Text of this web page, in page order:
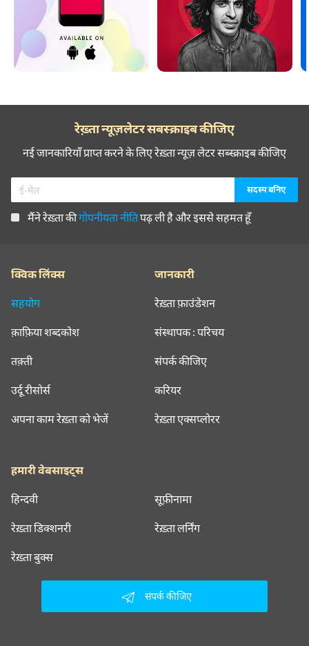
रेख़्ता न्यूज़लेटर सबस्क्राइब कीजिए
नई जानकारियाँ प्राप्त करने के लिए रेख़्ता न्यूज़ लेटर सब्स्क्राइब कीजिए
मैंने रेख़्ता कीगोपनीयता नीतिपढ़ ली है और इससे सहमत हूँ
क्विक लिंक्स
सहयोग
क़ाफ़िया शब्दकोश
तक़्ती
उर्दू रीसोर्स
अपना काम रेख़्ता को भेजें
जानकारी
रेख़्ता फ़ाउंडेशन
संस्थापक : परिचय
संपर्क कीजिए
करियर
रेख़्ता एक्सप्लोरर
हमारी वेबसाइट्स
हिन्दवी सूफ़ीनामा
रेख़्ता डिक्शनरी रेख़्ता लर्निंग
रेख़्ता बुक्स
संपर्क कीजिए